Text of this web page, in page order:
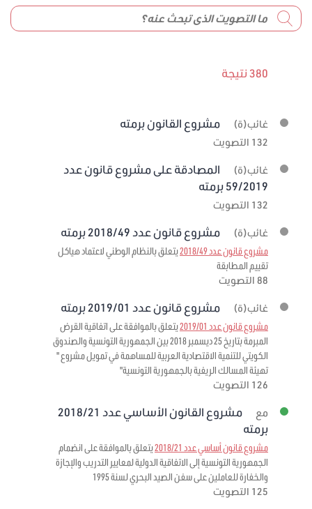
380 نتيجة
غائب(ة) مشروع القانون برمته
132 التصويت
غائب(ة)
المصادقة على مشروع قانون عدد
59/2019 برمته
132 التصويت
غائب(ة) مشروع قانون عدد 2018/49 برمته
مشروع قانون عدد 2018/49
يتعلق بالنظام الوطني لاعتماد هياكل
تقييم المطابقة
88 التصويت
غائب(ة) مشروع قانون عدد 2019/01 برمته
مشروع قانون عدد 2019/01
يتعلق بالموافقة على اتفاقية القرض
المبرمة بتاريخ 25 ديسمبر 2018 بين الجمهورية التونسية والصندوق
الكويتي للتنمية الاقتصادية العربية للمساهمة في تمويل مشروع "
تهيئة المسالك الريفية بالجمهورية التونسية"
126 التصويت
مع
مشروع القانون الأساسي عدد 2018/21
برمته
مشروع قانون أساسي عدد 2018/21
يتعلق بالموافقة على انضمام
الجمهورية التونسية إلى الاتفاقية الدولية لمعايير التدريب والإجازة
والخفارة للعاملين على سفن الصيد البحري لسنة 1995
125 التصويت